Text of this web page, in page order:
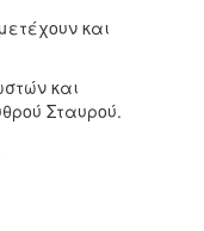
και
και
Σταυρού.